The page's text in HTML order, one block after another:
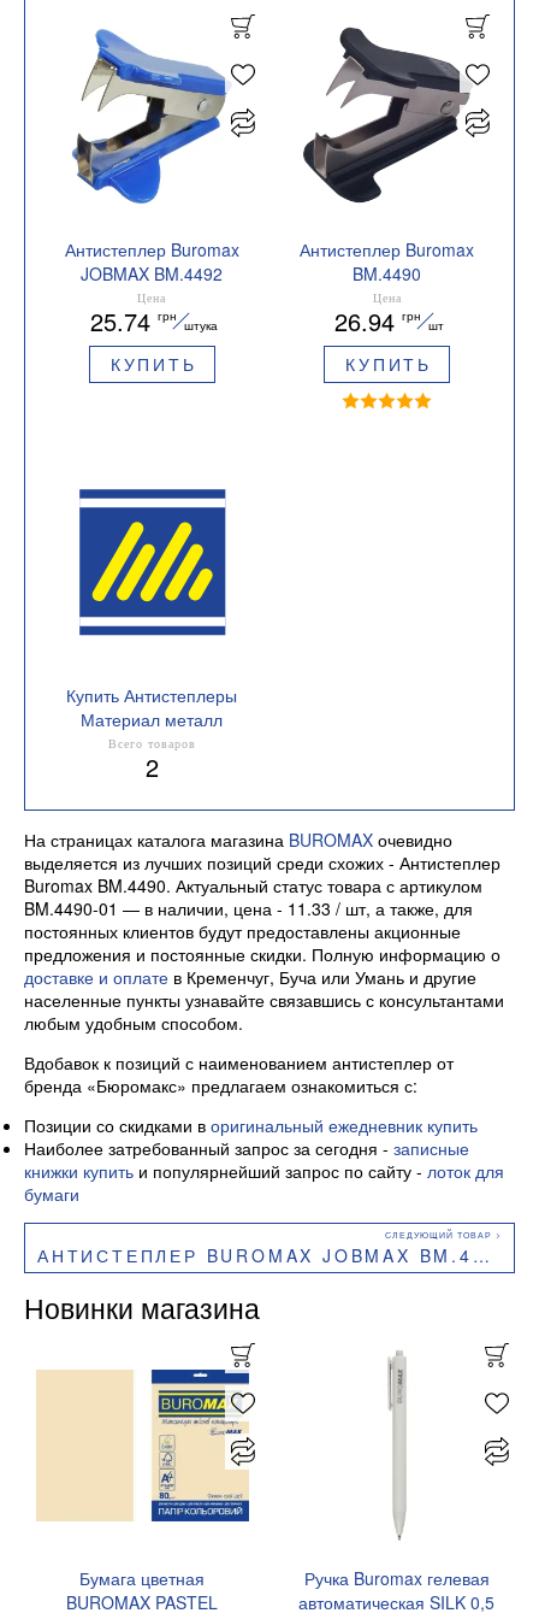
Антистеплер Buromax
JOBMAX BM.4492
металлический
Цена
25.74 грн
штука
КУПИТЬ
Антистеплер Buromax
BM.4490
металлический
Цена
26.94 грн
шт
КУПИТЬ
Купить Антистеплеры
Материал металл
Всего товаров
2
На страницах каталога магазина BUROMAX очевидно
выделяется из лучших позиций среди схожих - Антистеплер
Buromax BM.4490. Актуальный статус товара с артикулом
BM.4490-01 — в наличии, цена - 11.33 / шт, а также, для
постоянных клиентов будут предоставлены акционные
предложения и постоянные скидки. Полную информацию о
доставке и оплате в Кременчуг, Буча или Умань и другие
населенные пункты узнавайте связавшись с консультантами
любым удобным способом.
Вдобавок к позиций с наименованием антистеплер от
бренда «Бюромакс» предлагаем ознакомиться с:
Позиции со скидками в оригинальный ежедневник купить
Наиболее затребованный запрос за сегодня - записные
книжки купить и популярнейший запрос по сайту - лоток для
бумаги
АНТИСТЕПЛЕР BUROMAX JOBMAX BM.4492 МЕТАЛЛИЧЕСКИЙ
Новинки магазина
Бумага цветная
BUROMAX PASTEL
Ручка Buromax гелевая
автоматическая SILK 0,5